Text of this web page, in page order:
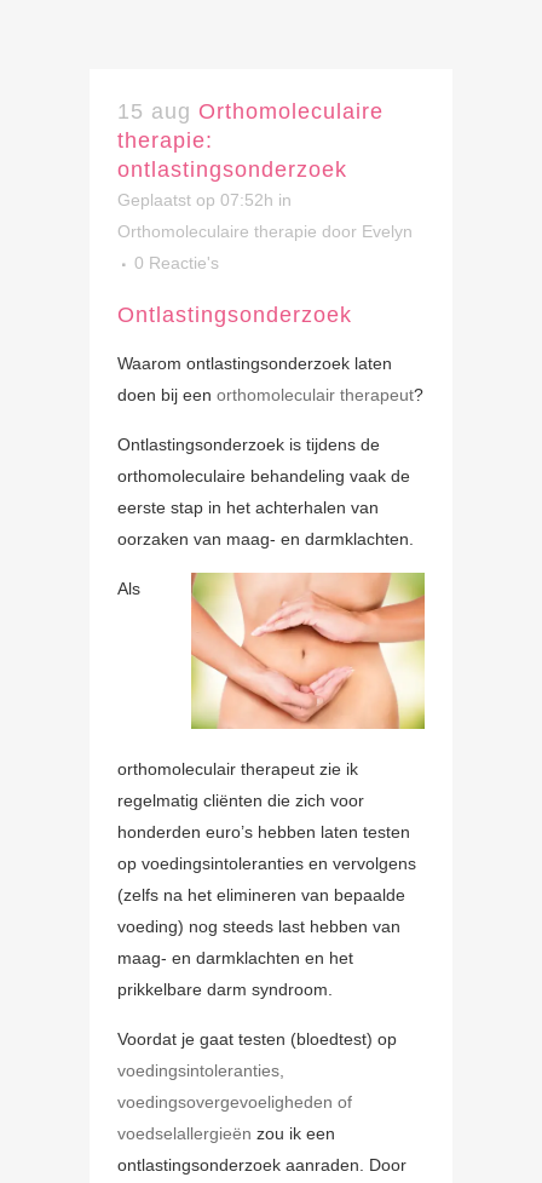
15 aug Orthomoleculaire
therapie:
ontlastingsonderzoek
Geplaatst op 07:52h in
Orthomoleculaire therapie door Evelyn
0 Reactie's
Ontlastingsonderzoek
Waarom ontlastingsonderzoek laten
doen bij een orthomoleculair therapeut?
Ontlastingsonderzoek is tijdens de
orthomoleculaire behandeling vaak de
eerste stap in het achterhalen van
oorzaken van maag- en darmklachten.
Als
orthomoleculair therapeut zie ik
regelmatig cliënten die zich voor
honderden euro’s hebben laten testen
op voedingsintoleranties en vervolgens
(zelfs na het elimineren van bepaalde
voeding) nog steeds last hebben van
maag- en darmklachten en het
prikkelbare darm syndroom.
Voordat je gaat testen (bloedtest) op
voedingsintoleranties,
voedingsovergevoeligheden of
voedselallergieën zou ik een
ontlastingsonderzoek aanraden. Door